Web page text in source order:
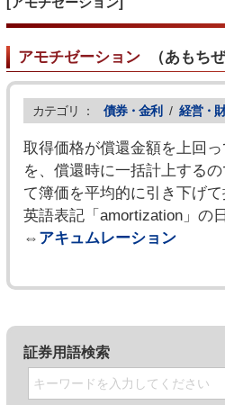
アモチゼーション（あもち
カテゴリ ： 債券・金利 / 経営・
取得価格が償還金額を上回っ
を、償還時に一括計上する
て簿価を平均的に引き下げて
英語表記「amortization」の
⇔ アキュムレーション
証券用語検索